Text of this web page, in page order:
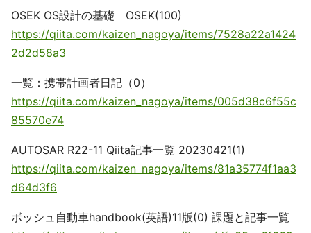
OSEK OS設計の基礎 OSEK(100)
https://qiita.com/kaizen_nagoya/items/7528a22a1424
2d2d58a3
一覧：携帯計画者日記（0）
https://qiita.com/kaizen_nagoya/items/005d38c6f55c
85570e74
AUTOSAR R22-11 Qiita記事一覧 20230421(1)
https://qiita.com/kaizen_nagoya/items/81a35774f1aa3
d64d3f6
ボッシュ自動車handbook(英語)11版(0) 課題と記事一覧